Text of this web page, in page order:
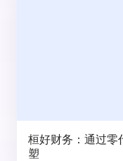
桓好财务：通过零
塑